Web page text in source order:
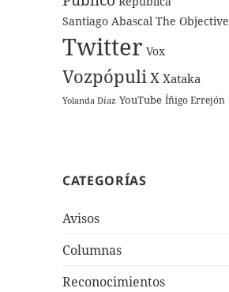
Santiago Abascal The Objective
Twitter Vox
Vozpópuli X Xataka
Yolanda Díaz YouTube Íñigo Errejón
CATEGORÍAS
Avisos
Columnas
Reconocimientos